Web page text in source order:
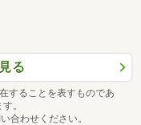
る
することを表すものであ
。
合わせください。